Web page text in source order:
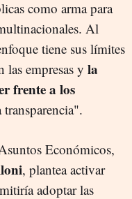
como arma para
Al
tiene sus límites
empresas y la
frente a los
Económicos,
, plantea activar
adoptar las